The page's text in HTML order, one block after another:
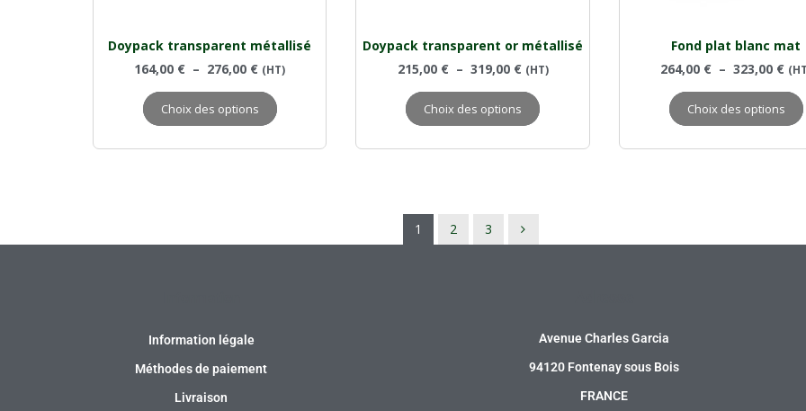
Doypack transparent métallisé
164,00 € – 276,00 € (HT)
Choix des options
Doypack transparent or métallisé
215,00 € – 319,00 € (HT)
Choix des options
Fond plat blanc mat
264,00 € – 323,00 €
Choix des options
1 2 3
Information légale
Méthodes de paiement
Livraison
Avenue Charles Garcia
94120 Fontenay sous Bois
FRANCE